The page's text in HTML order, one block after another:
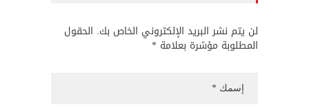
لن يتم نشر البريد الإلكتروني الخاص بك. الحقول
المطلوبة مؤشرة بعلامة *